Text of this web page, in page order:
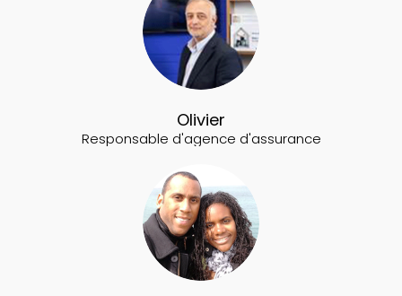
Olivier
Responsable d'agence d'assurance